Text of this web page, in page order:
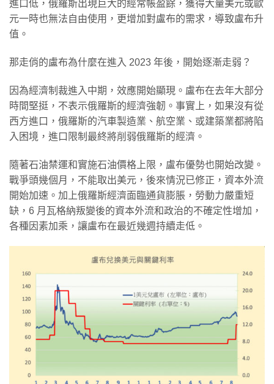
進口低，俄羅斯出現巨大的經常帳盈餘，獲得大量美元或歐
元一時也無法自由使用，更增加對盧布的需求，導致盧布升
值。
那走俏的盧布為什麼在進入 2023 年後，開始逐漸走弱？
因為經濟制裁進入中期，效應開始顯現。盧布在去年大部分
時間堅挺，不表示俄羅斯的經濟強韌。事實上，如果沒有從
西方進口，俄羅斯的汽車製造業、航空業、或建築業都將陷
入困境，進口限制最終將削弱俄羅斯的經濟。
隨著石油禁運和實施石油價格上限，盧布優勢也開始改變。
戰爭頭幾個月，不能取出美元，後來情況已修正，資本外流
開始加速。加上俄羅斯經濟面臨通貨膨脹，勞動力嚴重短
缺，6 月瓦格納叛變後的資本外流和政治的不確定性增加，
各種因素加乘，讓盧布在最近幾週持續走低。